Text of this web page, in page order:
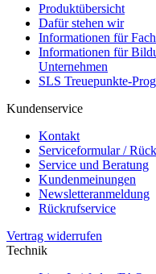
Produktübersicht
Dafür stehen wir
Informationen für
Informationen für
Unternehmen
SLS Treuepunkte-
Kundenservice
Kontakt
Serviceformular /
Service und Beratung
Kundenmeinungen
Newsletteranmeldung
Rückrufservice
Vertrag widerrufen
Technik